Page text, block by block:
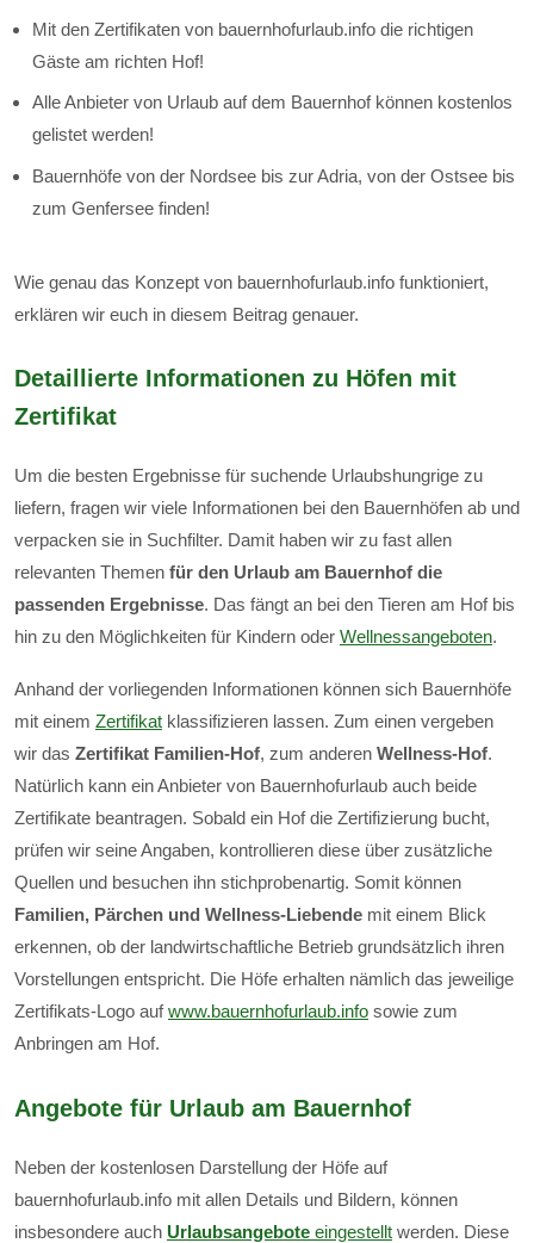
Mit den Zertifikaten von bauernhofurlaub.info die richtigen
Gäste am richten Hof!
Alle Anbieter von Urlaub auf dem Bauernhof können kostenlos
gelistet werden!
Bauernhöfe von der Nordsee bis zur Adria, von der Ostsee bis
zum Genfersee finden!
Wie genau das Konzept von bauernhofurlaub.info funktioniert,
erklären wir euch in diesem Beitrag genauer.
Detaillierte Informationen zu Höfen mit
Zertifikat
Um die besten Ergebnisse für suchende Urlaubshungrige zu
liefern, fragen wir viele Informationen bei den Bauernhöfen ab und
verpacken sie in Suchfilter. Damit haben wir zu fast allen
relevanten Themen für den Urlaub am Bauernhof die
passenden Ergebnisse. Das fängt an bei den Tieren am Hof bis
hin zu den Möglichkeiten für Kindern oder Wellnessangeboten.
Anhand der vorliegenden Informationen können sich Bauernhöfe
mit einem Zertifikat klassifizieren lassen. Zum einen vergeben
wir das Zertifikat Familien-Hof, zum anderen Wellness-Hof.
Natürlich kann ein Anbieter von Bauernhofurlaub auch beide
Zertifikate beantragen. Sobald ein Hof die Zertifizierung bucht,
prüfen wir seine Angaben, kontrollieren diese über zusätzliche
Quellen und besuchen ihn stichprobenartig. Somit können
Familien, Pärchen und Wellness-Liebende mit einem Blick
erkennen, ob der landwirtschaftliche Betrieb grundsätzlich ihren
Vorstellungen entspricht. Die Höfe erhalten nämlich das jeweilige
Zertifikats-Logo aufwww.bauernhofurlaub.info sowie zum
Anbringen am Hof.
Angebote für Urlaub am Bauernhof
Neben der kostenlosen Darstellung der Höfe auf
bauernhofurlaub.info mit allen Details und Bildern, können
insbesondere auch Urlaubsangebote eingestellt werden. Diese